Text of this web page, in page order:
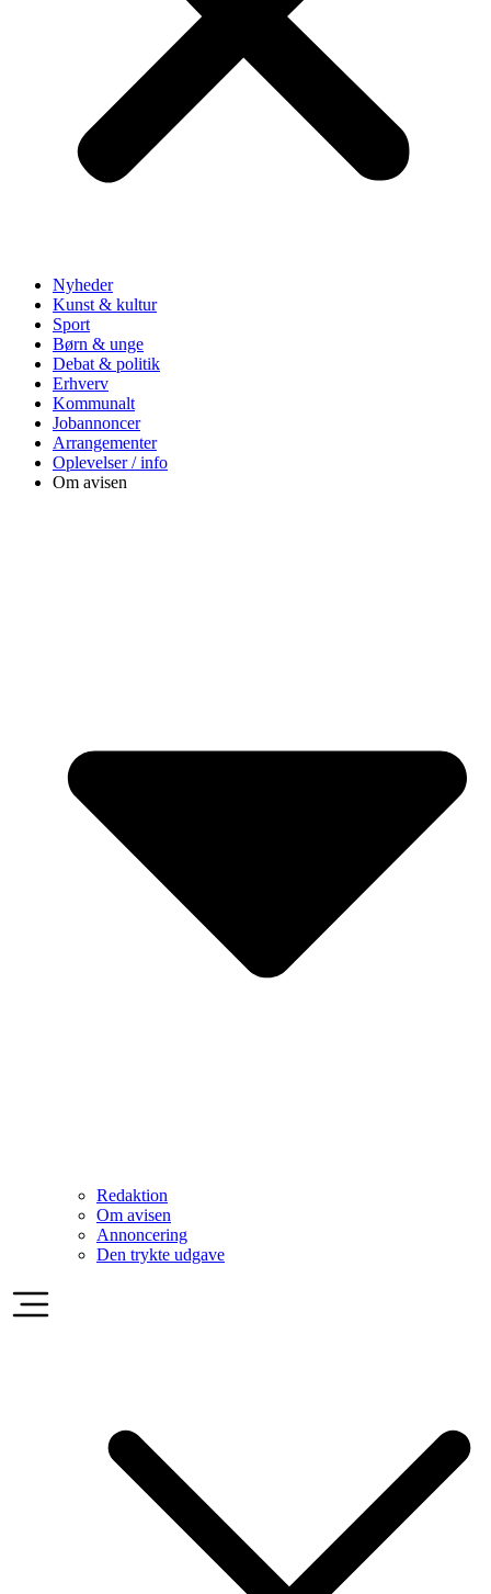
Nyheder
Kunst & kultur
Sport
Børn & unge
Debat & politik
Erhverv
Kommunalt
Jobannoncer
Arrangementer
Oplevelser / info
Om avisen
Redaktion
Om avisen
Annoncering
Den trykte udgave